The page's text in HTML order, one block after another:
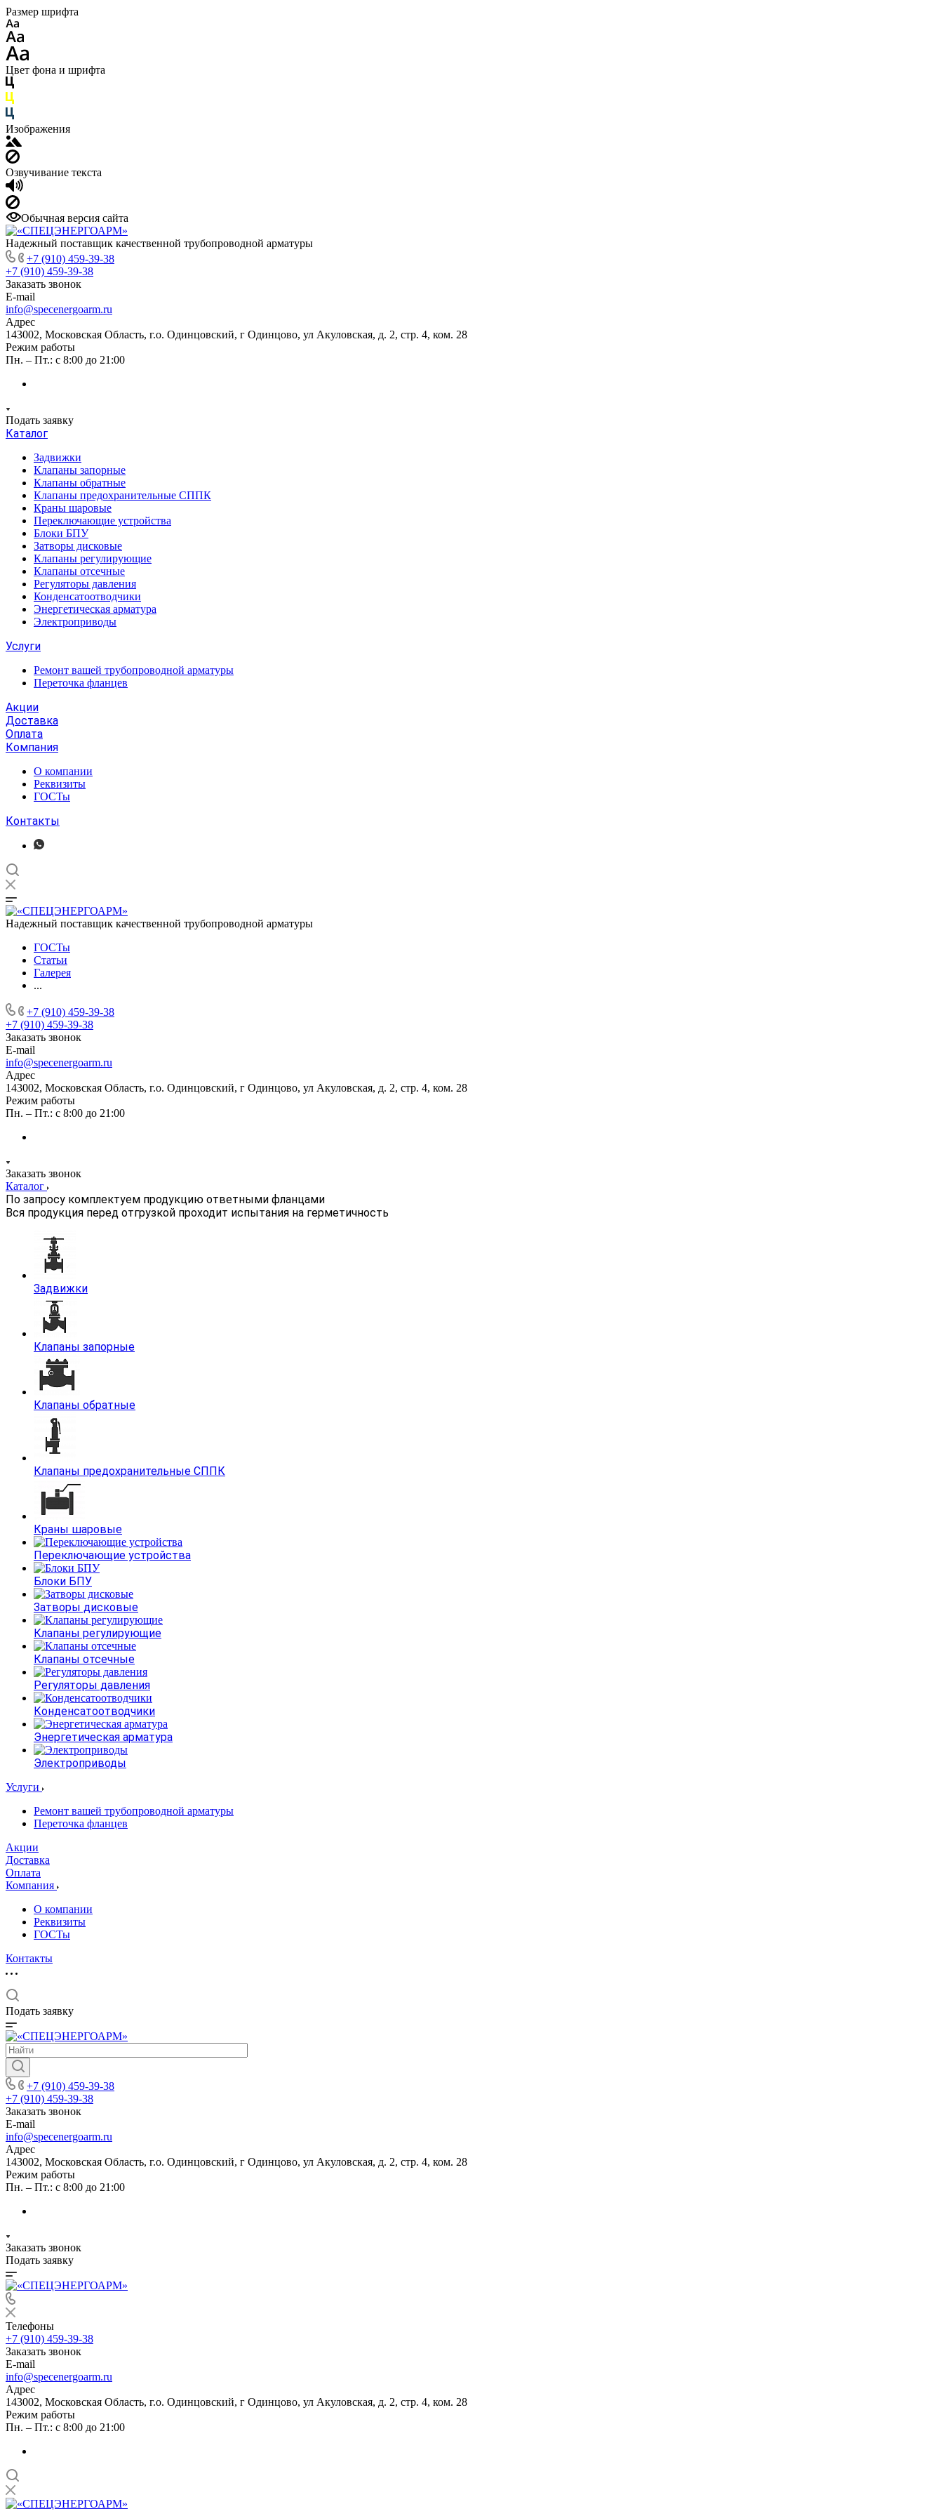
Размер шрифта
Цвет фона и шрифта
Изображения
Озвучивание текста
Обычная версия сайта
Надежный поставщик качественной трубопроводной арматуры
+7 (910) 459-39-38
+7 (910) 459-39-38
Заказать звонок
E-mail
info@specenergoarm.ru
Адрес
143002, Московская Область, г.о. Одинцовский, г Одинцово, ул Акуловская, д. 2, стр. 4, ком. 28
Режим работы
Пн. – Пт.: с 8:00 до 21:00
Подать заявку
Каталог
Задвижки
Клапаны запорные
Клапаны обратные
Клапаны предохранительные СППК
Краны шаровые
Переключающие устройства
Блоки БПУ
Затворы дисковые
Клапаны регулирующие
Клапаны отсечные
Регуляторы давления
Конденсатоотводчики
Энергетическая арматура
Электроприводы
Услуги
Ремонт вашей трубопроводной арматуры
Переточка фланцев
Акции
Доставка
Оплата
Компания
О компании
Реквизиты
ГОСТы
Контакты
Надежный поставщик качественной трубопроводной арматуры
ГОСТы
Статьи
Галерея
...
+7 (910) 459-39-38
+7 (910) 459-39-38
Заказать звонок
E-mail
info@specenergoarm.ru
Адрес
143002, Московская Область, г.о. Одинцовский, г Одинцово, ул Акуловская, д. 2, стр. 4, ком. 28
Режим работы
Пн. – Пт.: с 8:00 до 21:00
Заказать звонок
Каталог
По запросу комплектуем продукцию ответными фланцами
Вся продукция перед отгрузкой проходит испытания на герметичность
Задвижки
Клапаны запорные
Клапаны обратные
Клапаны предохранительные СППК
Краны шаровые
Переключающие устройства
Блоки БПУ
Затворы дисковые
Клапаны регулирующие
Клапаны отсечные
Регуляторы давления
Конденсатоотводчики
Энергетическая арматура
Электроприводы
Услуги
Ремонт вашей трубопроводной арматуры
Переточка фланцев
Акции
Доставка
Оплата
Компания
О компании
Реквизиты
ГОСТы
Контакты
Подать заявку
+7 (910) 459-39-38
+7 (910) 459-39-38
Заказать звонок
E-mail
info@specenergoarm.ru
Адрес
143002, Московская Область, г.о. Одинцовский, г Одинцово, ул Акуловская, д. 2, стр. 4, ком. 28
Режим работы
Пн. – Пт.: с 8:00 до 21:00
Заказать звонок
Подать заявку
Телефоны
+7 (910) 459-39-38
Заказать звонок
E-mail
info@specenergoarm.ru
Адрес
143002, Московская Область, г.о. Одинцовский, г Одинцово, ул Акуловская, д. 2, стр. 4, ком. 28
Режим работы
Пн. – Пт.: с 8:00 до 21:00